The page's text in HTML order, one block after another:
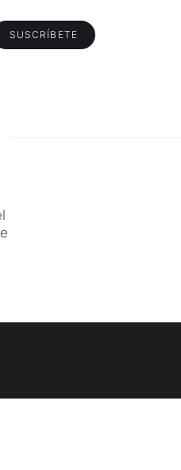
SUSCRÍBETE